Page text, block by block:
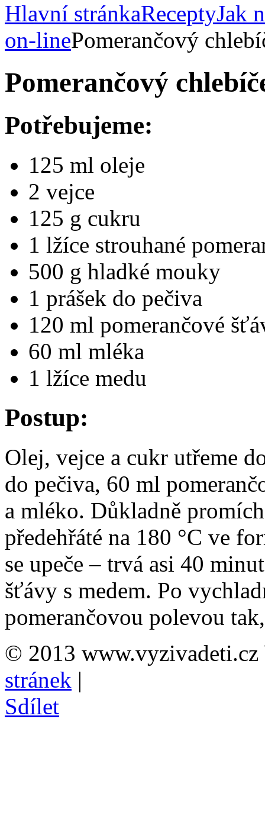
Hlavní stránkaReceptyJak
on-linePomerančový
Pomerančový
Potřebujeme:
125 ml oleje
2 vejce
125 g cukru
1 lžíce strouhané
500 g hladké mouky
1 prášek do pečiva
120 ml pomerančové
60 ml mléka
1 lžíce medu
Postup:
Olej, vejce a cukr utřeme
do pečiva, 60 ml
a mléko. Důkladně
předehřáté na 180 °C ve
se upeče – trvá asi 40
šťávy s medem. Po
pomerančovou polevou
© 2013 www.vyzivadeti.cz
stránek |
Sdílet